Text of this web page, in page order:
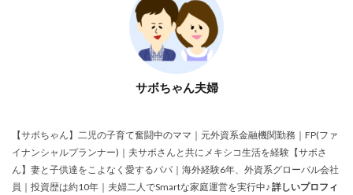
サボちゃん夫婦
【サボちゃん】二児の子育て奮闘中のママ｜元外資系金融機関勤務｜FP(ファ
イナンシャルプランナー)｜夫サボさんと共にメキシコ生活を経験【サボさ
ん】妻と子供達をこよなく愛するパパ｜海外経験6年、外資系グローバル会社
員｜投資歴は約10年｜夫婦二人でSmartな家庭運営を実行中♪ 詳しいプロフィ